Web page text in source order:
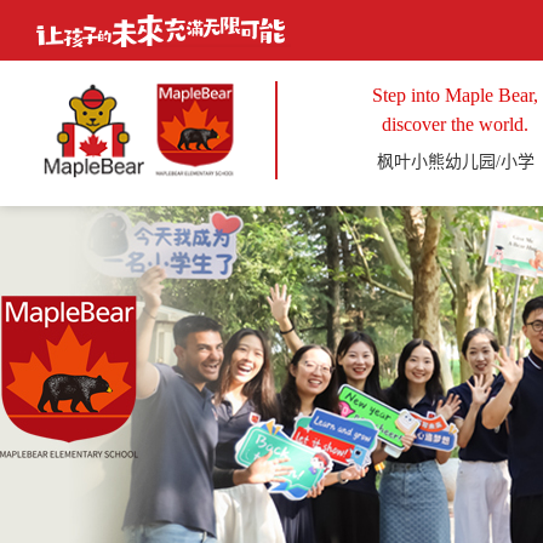
Step into Maple Bear,
discover the world.
枫叶小熊幼儿园/小学